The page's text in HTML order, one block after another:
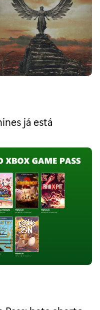
y
l
i
n
e
I
é
u
m
a
s
e
q
já está